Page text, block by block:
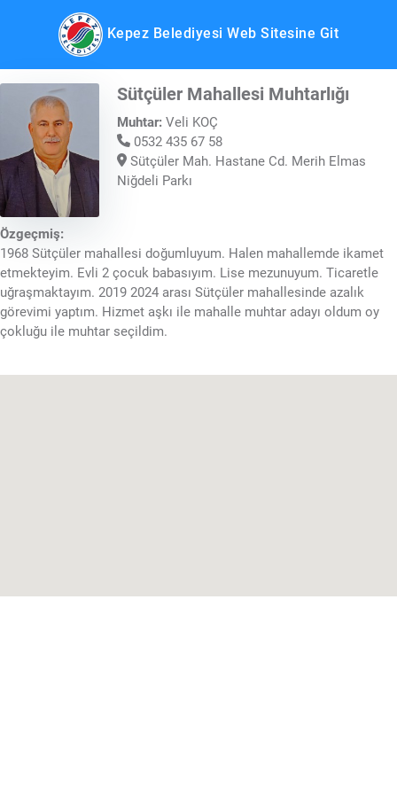
Kepez Belediyesi Web Sitesine Git
Sütçüler Mahallesi Muhtarlığı
Muhtar: Veli KOÇ
0532 435 67 58
Sütçüler Mah. Hastane Cd. Merih Elmas
Niğdeli Parkı
Özgeçmiş:
1968 Sütçüler mahallesi doğumluyum. Halen mahallemde ikamet
etmekteyim. Evli 2 çocuk babasıyım. Lise mezunuyum. Ticaretle
uğraşmaktayım. 2019 2024 arası Sütçüler mahallesinde azalık
görevimi yaptım. Hizmet aşkı ile mahalle muhtar adayı oldum oy
çokluğu ile muhtar seçildim.